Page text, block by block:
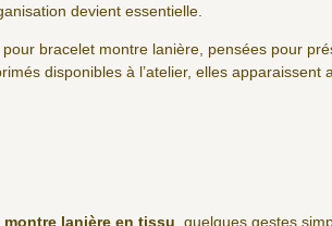
devient essentielle.
pour bracelet montre lanière, pensées pour
disponibles à l’atelier, elles apparaissent
montre lanière en tissu , quelques gestes